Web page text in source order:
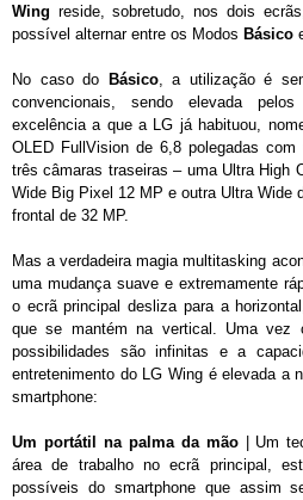
Wing reside, sobretudo, nos dois
possível alternar entre os Modos Básico
No caso do Básico, a utilização é
convencionais, sendo elevada
excelência a que a LG já habituou,
OLED FullVision de 6,8 polegadas
três câmaras traseiras – uma Ultra High
Wide Big Pixel 12 MP e outra Ultra Wide
frontal de 32 MP.
Mas a verdadeira magia multitasking
uma mudança suave e extremamente
o ecrã principal desliza para a
que se mantém na vertical. Uma
possibilidades são infinitas e a
entretenimento do LG Wing é elevada a
smartphone:
Um portátil na palma da mão| Um
área de trabalho no ecrã principal,
possíveis do smartphone que assim